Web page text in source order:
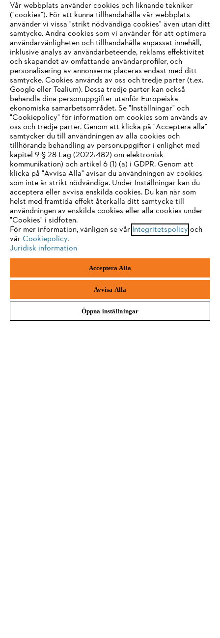
#STIHL
LEVERANS HEM TILL DIG
2 - 3 DAGARS LEVERANSTID
30 DAGARS FRI RETURRÄTT
Betalningsalternativ
IHR BROWSER WIRD NICHT
UNTERSTÜTZT
Sie nutzen einen Browser, den wir noch nicht unterstützen. Für
eine optimale Nutzung unserer Seite empfehlen wir Ihnen, zu
einem der folgenden Browser zu wechseln:
Firefox Chrome
Vår webbplats använder cookies och liknande tekniker
("cookies"). För att kunna tillhandahålla vår webbplats
använder vi vissa "strikt nödvändiga cookies" även utan ditt
samtycke. Andra cookies som vi använder för att optimera
användarvänligheten och tillhandahålla anpassat innehåll,
inklusive analys av användarbeteende, reklams effektivitet
och skapandet av omfattande användarprofiler, och
personalisering av annonserna placeras endast med ditt
samtycke. Cookies används av oss och tredje parter (t.ex.
Google eller Tealium). Dessa tredje parter kan också
behandla dina personuppgifter utanför Europeiska
ekonomiska samarbetsområdet. Se "Inställningar" och
"Cookiepolicy" för information om cookies som används av
oss och tredje parter. Genom att klicka på "Acceptera alla"
samtycker du till användningen av alla cookies och
tillhörande behandling av personuppgifter i enlighet med
kapitel 9 § 28 Lag (2022:482) om elektronisk
kommunikation) och artikel 6 (1) (a) i GDPR. Genom att
klicka på "Avvisa Alla" avisar du användningen av cookies
som inte är strikt nödvändiga. Under Inställningar kan du
acceptera eller avvisa enskilda cookies. Du kan när som
helst med framtida effekt återkalla ditt samtycke till
användningen av enskilda cookies eller alla cookies under
"Cookies" i sidfoten.
För mer information, vänligen se vår Integritetspolicy och
vår Cookiepolicy.
Juridisk information
Acceptera Alla
Avvisa Alla
Öppna inställningar